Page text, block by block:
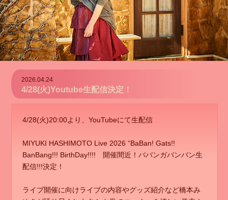
2026.04.24
4/28(火)Youtube生配信決定！
4/28(火)20:00より、YouTubeにて生配信
MIYUKI HASHIMOTO Live 2026 “BaBan! Gats!!
BanBang!!! BirthDay!!!! 開催間近！ババンガバンバン生
配信!!!決定！
ライブ開催に向けライブの内容やグッズ紹介など橋本み